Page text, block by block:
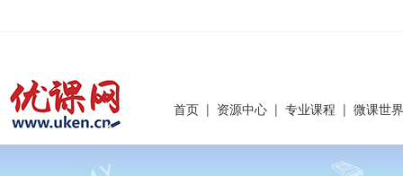
首页 | 资源中心 | 专业课程 | 微课世界